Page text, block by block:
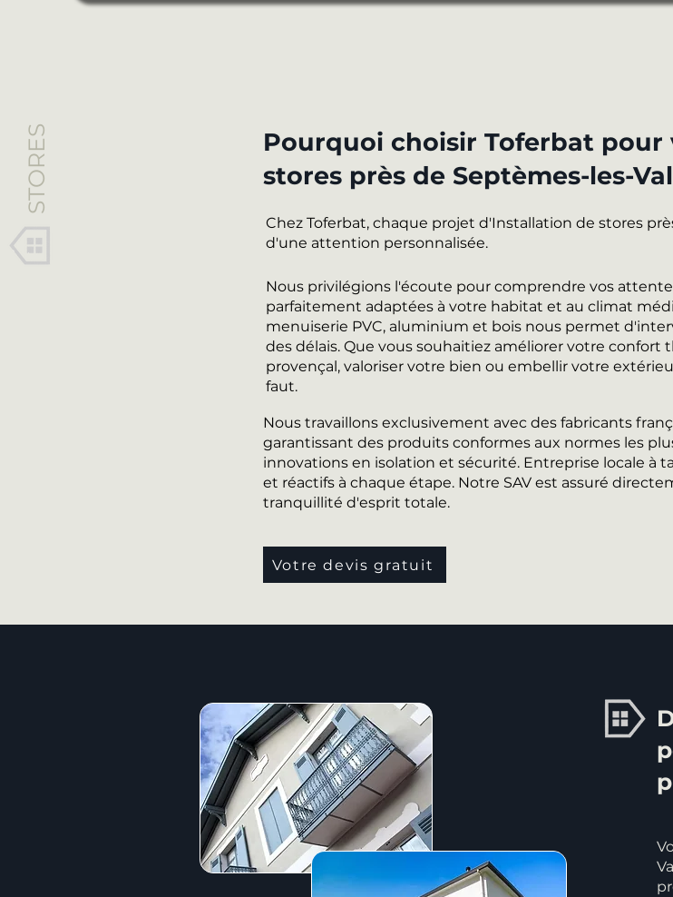
STORES
Pourquoi choisir Toferbat
stores près de Septèmes-les-
Chez Toferbat, chaque projet d'Installation de stores
d'une attention personnalisée.
Nous privilégions l'écoute pour comprendre vos
parfaitement adaptées à votre habitat et au climat
menuiserie PVC, aluminium et bois nous permet
des délais. Que vous souhaitiez améliorer votre
provençal, valoriser votre bien ou embellir votre
faut.
Nous travaillons exclusivement avec des fabricants
garantissant des produits conformes aux normes les
innovations en isolation et sécurité. Entreprise locale à
et réactifs à chaque étape. Notre SAV est assuré
tranquillité d'esprit totale.
Votre devis gratuit